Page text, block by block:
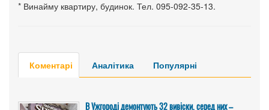
* Винайму квартиру, будинок. Тел. 095-092-35-13.
Коментарі Аналітика Популярні
В Ужгороді демонтують 32 вивіски, серед них –